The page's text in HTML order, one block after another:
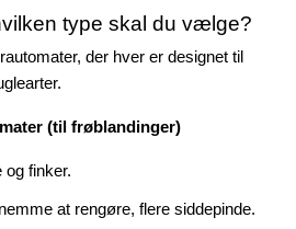
type skal du vælge?
der hver er designet til
(til frøblandinger)
og finker.
at rengøre, flere siddepinde.